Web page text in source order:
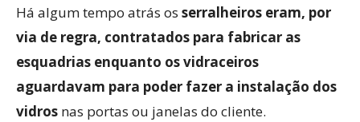
Há algum tempo atrás os serralheiros eram, por
via de regra, contratados para fabricar as
esquadrias enquanto os vidraceiros
aguardavam para poder fazer a instalação dos
vidros nas portas ou janelas do cliente.